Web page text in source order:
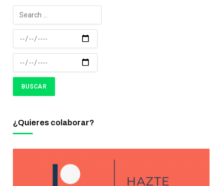
¿Quieres colaborar?